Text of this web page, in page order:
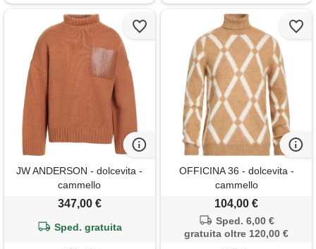
JW ANDERSON - dolcevita -
cammello
347,00 €
Sped. gratuita
OFFICINA 36 - dolcevita -
cammello
104,00 €
Sped. 6,00 €
gratuita oltre 120,00 €